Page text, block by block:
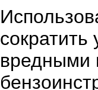
сократить
вредными